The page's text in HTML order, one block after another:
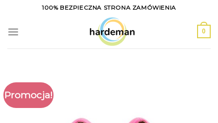
content
100% BEZPIECZNA STRONA ZAMÓWIENIA
0
Promocja!